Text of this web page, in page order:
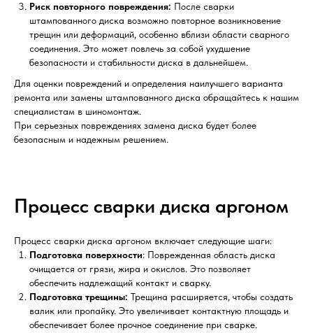
Риск повторного повреждения: После сварки
штампованного диска возможно повторное возникновение
трещин или деформаций, особенно вблизи области сварного
соединения. Это может повлечь за собой ухудшение
безопасности и стабильности диска в дальнейшем.
Для оценки повреждений и определения наилучшего варианта
ремонта или замены штампованного диска обращайтесь к нашим
специалистам в шиномонтаж.
При серьезных повреждениях замена диска будет более
безопасным и надежным решением.
Процесс сварки диска аргоном
Процесс сварки диска аргоном включает следующие шаги:
Подготовка поверхности: Поврежденная область диска
очищается от грязи, жира и окислов. Это позволяет
обеспечить надлежащий контакт и сварку.
Подготовка трещины: Трещина расширяется, чтобы создать
валик или пропайку. Это увеличивает контактную площадь и
обеспечивает более прочное соединение при сварке.